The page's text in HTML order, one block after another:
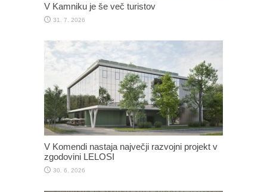
V Kamniku je še več turistov
31. 7. 2026
V Komendi nastaja največji razvojni projekt v
zgodovini LELOSI
30. 6. 2026